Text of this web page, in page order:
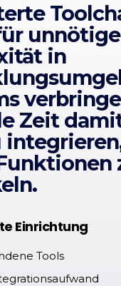
unnötige
in
Zeit
Einrichtung
Tools